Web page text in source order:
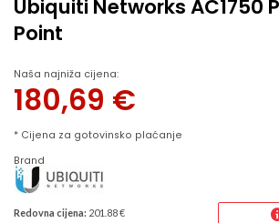
Ubiquiti Networks AC1750
Point
Naša najniža cijena:
180,69 €
* Cijena za gotovinsko plaćanje
Brand
Redovna cijena: 201.88 €